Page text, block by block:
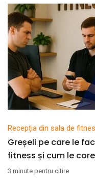
Recepția din sala de
Greșeli pe care le
fitness și cum le
3 minute pentru citire